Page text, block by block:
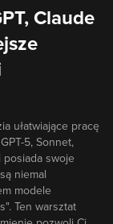
Claude
ułatwiające pracę
5, Sonnet,
swoje
niemal
modele
Ten warsztat